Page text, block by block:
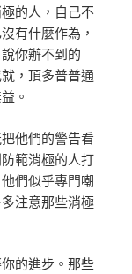
的人，自己不
有什麼作為，
你辦不到的
，頂多普普通
。
他們的警告看
範消極的人打
們似乎專門嘲
注意那些消極
的進步。那些